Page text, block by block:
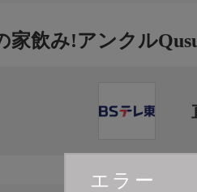
エラー
家飲み!アンクル